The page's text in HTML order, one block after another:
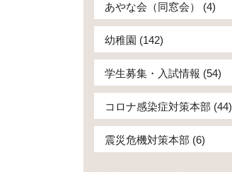
あやな会（同窓会） (4)
幼稚園 (142)
学生募集・入試情報 (54)
コロナ感染症対策本部 (44)
震災危機対策本部 (6)